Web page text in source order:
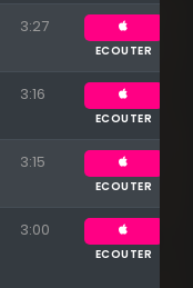
3:27
ECOUTER
3:16
ECOUTER
3:15
ECOUTER
3:00
ECOUTER